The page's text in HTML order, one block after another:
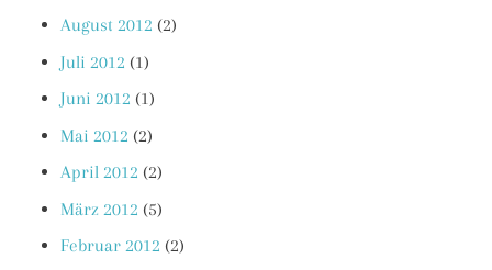
August 2012 (2)
Juli 2012 (1)
Juni 2012 (1)
Mai 2012 (2)
April 2012 (2)
März 2012 (5)
Februar 2012 (2)